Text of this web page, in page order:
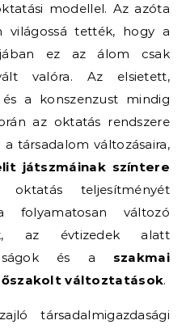
modellel. Az azóta
világossá tették, hogy a
ez az álom csak
valóra. Az elsietett,
a konszenzust mindig
az oktatás rendszere
társadalom változásaira,
játszmáinak színtere
teljesítményét
folyamatosan változó
az évtizedek alatt
és a szakmai
változtatások.
társadalmi­gazdasági